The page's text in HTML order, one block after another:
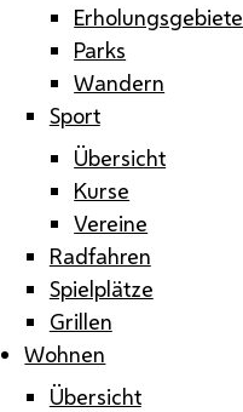
Erholungsgebiete
Parks
Wandern
Sport
Übersicht
Kurse
Vereine
Radfahren
Spielplätze
Grillen
Wohnen
Übersicht